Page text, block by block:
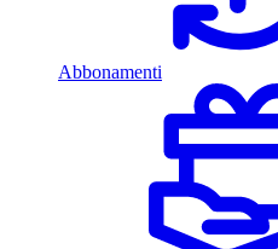
Abbonamenti